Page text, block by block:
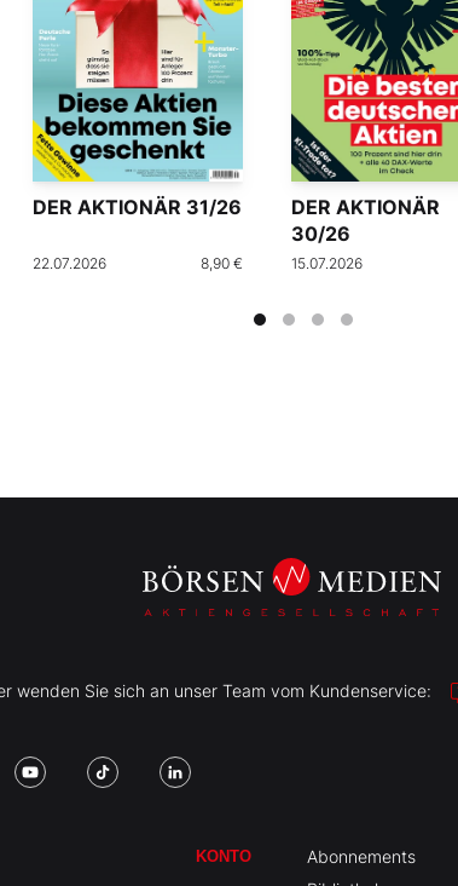
DER AKTIONÄR 31/26
22.07.2026 8,90 €
DER AKTIONÄR
30/26
15.07.2026
wenden Sie sich an unser Team vom Kundenservice:
KONTO
Abonnements